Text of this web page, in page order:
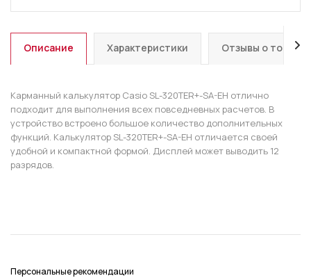
Описание Характеристики Отзывы о товаре
Карманный калькулятор Casio SL-320TER+-SA-EH отлично
подходит для выполнения всех повседневных расчетов. В
устройство встроено большое количество дополнительных
функций. Калькулятор SL-320TER+-SA-EH отличается своей
удобной и компактной формой. Дисплей может выводить 12
разрядов.
Персональные рекомендации